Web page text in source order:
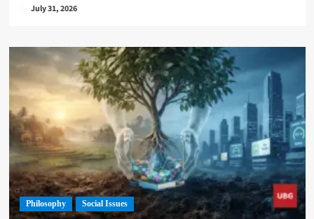
July 31, 2026
Philosophy Social Issues